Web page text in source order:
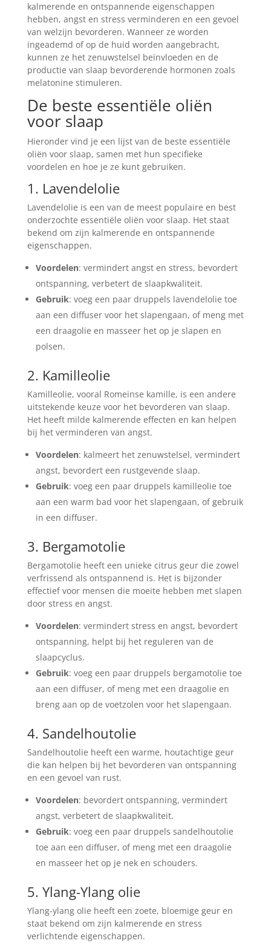
kalmerende en ontspannende eigenschappen
hebben, angst en stress verminderen en een gevoel
van welzijn bevorderen. Wanneer ze worden
ingeademd of op de huid worden aangebracht,
kunnen ze het zenuwstelsel beïnvloeden en de
productie van slaap bevorderende hormonen zoals
melatonine stimuleren.
De beste essentiële oliën
voor slaap
Hieronder vind je een lijst van de beste essentiële
oliën voor slaap, samen met hun specifieke
voordelen en hoe je ze kunt gebruiken.
1. Lavendelolie
Lavendelolie is een van de meest populaire en best
onderzochte essentiële oliën voor slaap. Het staat
bekend om zijn kalmerende en ontspannende
eigenschappen.
Voordelen: vermindert angst en stress, bevordert
ontspanning, verbetert de slaapkwaliteit.
Gebruik: voeg een paar druppels lavendelolie toe
aan een diffuser voor het slapengaan, of meng met
een draagolie en masseer het op je slapen en
polsen.
2. Kamilleolie
Kamilleolie, vooral Romeinse kamille, is een andere
uitstekende keuze voor het bevorderen van slaap.
Het heeft milde kalmerende effecten en kan helpen
bij het verminderen van angst.
Voordelen: kalmeert het zenuwstelsel, vermindert
angst, bevordert een rustgevende slaap.
Gebruik: voeg een paar druppels kamilleolie toe
aan een warm bad voor het slapengaan, of gebruik
in een diffuser.
3. Bergamotolie
Bergamotolie heeft een unieke citrus geur die zowel
verfrissend als ontspannend is. Het is bijzonder
effectief voor mensen die moeite hebben met slapen
door stress en angst.
Voordelen: vermindert stress en angst, bevordert
ontspanning, helpt bij het reguleren van de
slaapcyclus.
Gebruik: voeg een paar druppels bergamotolie toe
aan een diffuser, of meng met een draagolie en
breng aan op de voetzolen voor het slapengaan.
4. Sandelhoutolie
Sandelhoutolie heeft een warme, houtachtige geur
die kan helpen bij het bevorderen van ontspanning
en een gevoel van rust.
Voordelen: bevordert ontspanning, vermindert
angst, verbetert de slaapkwaliteit.
Gebruik: voeg een paar druppels sandelhoutolie
toe aan een diffuser, of meng met een draagolie
en masseer het op je nek en schouders.
5. Ylang-Ylang olie
Ylang-ylang olie heeft een zoete, bloemige geur en
staat bekend om zijn kalmerende en stress
verlichtende eigenschappen.